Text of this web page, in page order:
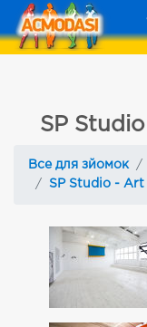
SP
Все для зйомок
SP Studio - Art